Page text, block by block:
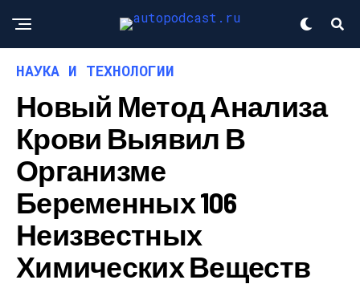
НАУКА И ТЕХНОЛОГИИ
Новый Метод Анализа
Крови Выявил В
Организме
Беременных 106
Неизвестных
Химических Веществ